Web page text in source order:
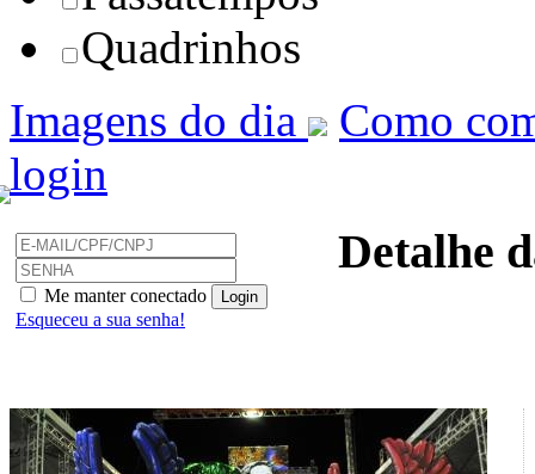
Quadrinhos
Imagens do dia
Como
login
Me manter conectado
Esqueceu a sua senha!
Detalhe